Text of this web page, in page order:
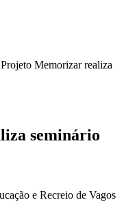
Projeto Memorizar realiza
seminário